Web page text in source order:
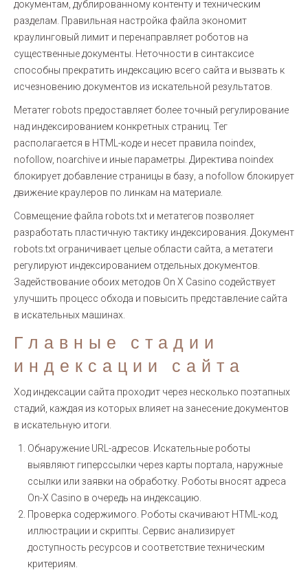
документам, дублированному контенту и техническим
разделам. Правильная настройка файла экономит
краулинговый лимит и перенаправляет роботов на
существенные документы. Неточности в синтаксисе
способны прекратить индексацию всего сайта и вызвать к
исчезновению документов из искательной результатов.
Метатег robots предоставляет более точный регулирование
над индексированием конкретных страниц. Тег
располагается в HTML-коде и несет правила noindex,
nofollow, noarchive и иные параметры. Директива noindex
блокирует добавление страницы в базу, а nofollow блокирует
движение краулеров по линкам на материале.
Совмещение файла robots.txt и метатегов позволяет
разработать пластичную тактику индексирования. Документ
robots.txt ограничивает целые области сайта, а метатеги
регулируют индексированием отдельных документов.
Задействование обоих методов On X Casino содействует
улучшить процесс обхода и повысить представление сайта
в искательных машинах.
Главные стадии
индексации сайта
Ход индексации сайта проходит через несколько поэтапных
стадий, каждая из которых влияет на занесение документов
в искательную итоги.
Обнаружение URL-адресов. Искательные роботы
выявляют гиперссылки через карты портала, наружные
ссылки или заявки на обработку. Роботы вносят адреса
On-X Casino в очередь на индексацию.
Проверка содержимого. Роботы скачивают HTML-код,
иллюстрации и скрипты. Сервис анализирует
доступность ресурсов и соответствие техническим
критериям.